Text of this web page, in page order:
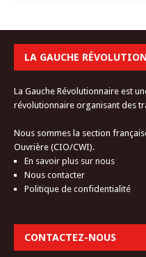
LA GAUCHE
La Gauche Révolutionnaire est
révolutionnaire organisant des
Nous sommes la section
Ouvrière (CIO/CWI).
En savoir plus sur nous
Nous contacter
Politique de confidentialité
CONTACTEZ-NOUS